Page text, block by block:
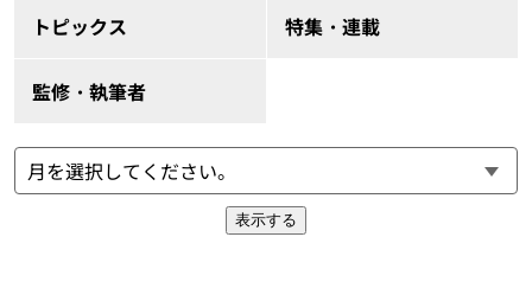
トピックス 特集・連載
監修・執筆者
表示する